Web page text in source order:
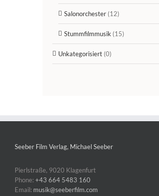
Salonorchester (12)
Stummfilmmusik (15)
Unkategorisiert (0)
Seeber Film Verlag, Michael Seeber
Pierlstraße, 9020 Klagenfurt
Phone:+43 664 5483 160
Email: musik@seeberfilm.com